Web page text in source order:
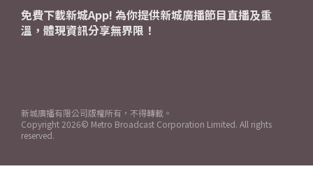
免費下載新城App! 為你提供新城廣播節目直播及重
溫，體現資訊分享無界限！
新城廣播有限公司版權所有，不得轉載。
Copyright 2026© Metro Broadcast Corporation Limited. All rights
reserved.